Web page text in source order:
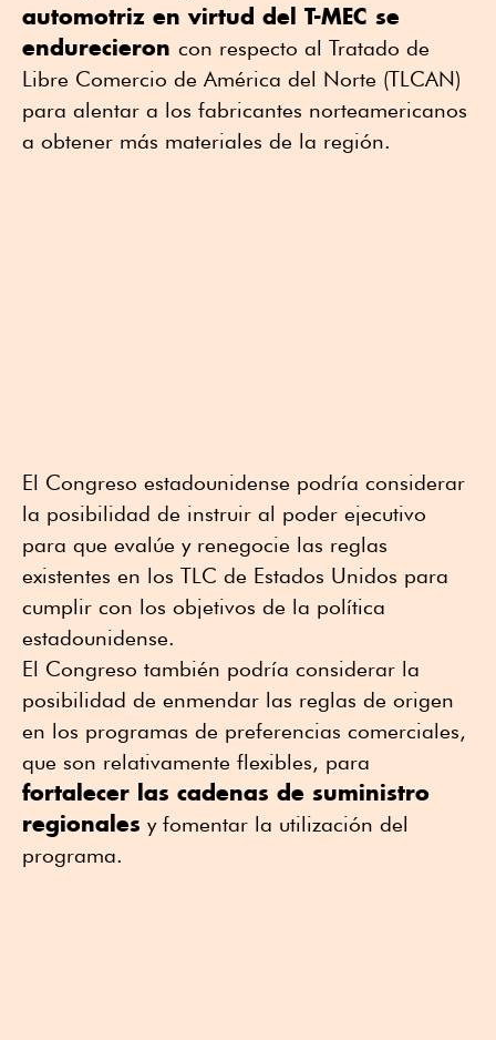
automotriz en virtud del T-MEC se
endurecieron con respecto al Tratado de
Libre Comercio de América del Norte (TLCAN)
para alentar a los fabricantes norteamericanos
a obtener más materiales de la región.
El Congreso estadounidense podría considerar
la posibilidad de instruir al poder ejecutivo
para que evalúe y renegocie las reglas
existentes en los TLC de Estados Unidos para
cumplir con los objetivos de la política
estadounidense.
El Congreso también podría considerar la
posibilidad de enmendar las reglas de origen
en los programas de preferencias comerciales,
que son relativamente flexibles, para
fortalecer las cadenas de suministro
regionales y fomentar la utilización del
programa.